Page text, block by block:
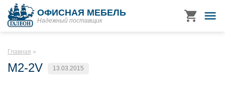
ОФИСНАЯ МЕБЕЛЬ
Надежный поставщик
Главная
M2-2V 13.03.2015